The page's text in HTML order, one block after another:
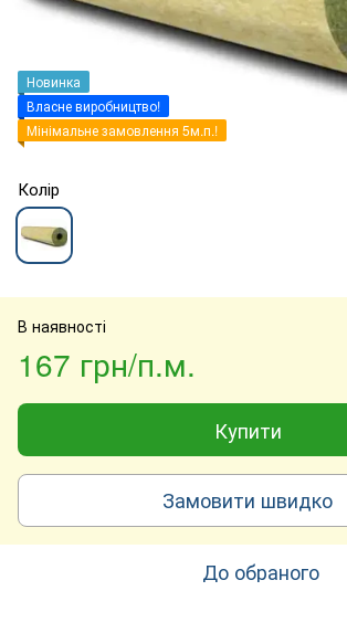
Новинка
Власне виробництво!
Мінімальне замовлення 5м.п.!
Колір
В наявності
167 грн/п.м.
Купити
Замовити швидко
До обраного